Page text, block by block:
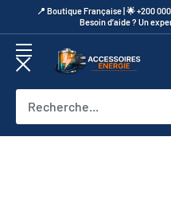
au
contenu
​📍​ Boutique Française | 🌟 +200
Besoin d’aide ? Un
Accessoires